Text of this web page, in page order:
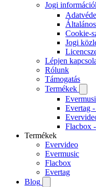
Jogi
Cookie-
Jogi
Lépjen
Rólunk
Támogatás
Termékek
Evertag
Flacbox
Termékek
Evervideo
Evermusic
Flacbox
Evertag
Blog